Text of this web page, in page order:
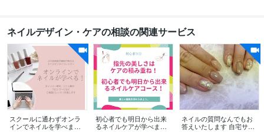
ネイルデザイン・ケアの相談の関連サービス
スクールに通わずオンラ
インでネイルを学べます
初心者でも明日から出来
るネイルケアが学べます
ネイルの質問なんでもお
答えいたします 自宅サロ